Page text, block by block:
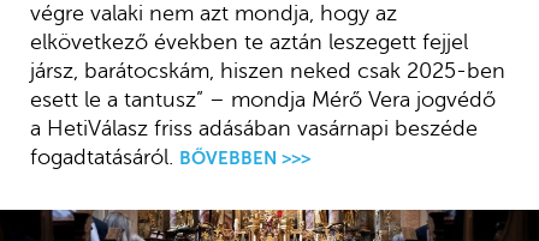
végre valaki nem azt mondja, hogy az
elkövetkező években te aztán leszegett fejjel
jársz, barátocskám, hiszen neked csak 2025-ben
esett le a tantusz” – mondja Mérő Vera jogvédő
a HetiVálasz friss adásában vasárnapi beszéde
fogadtatásáról. BŐVEBBEN >>>